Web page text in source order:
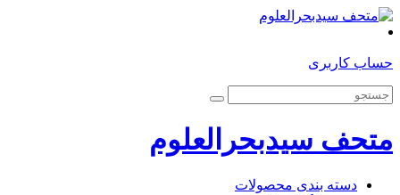
حساب کاربری
متحف سیدبحرالعلوم
دسته بندی محصولات